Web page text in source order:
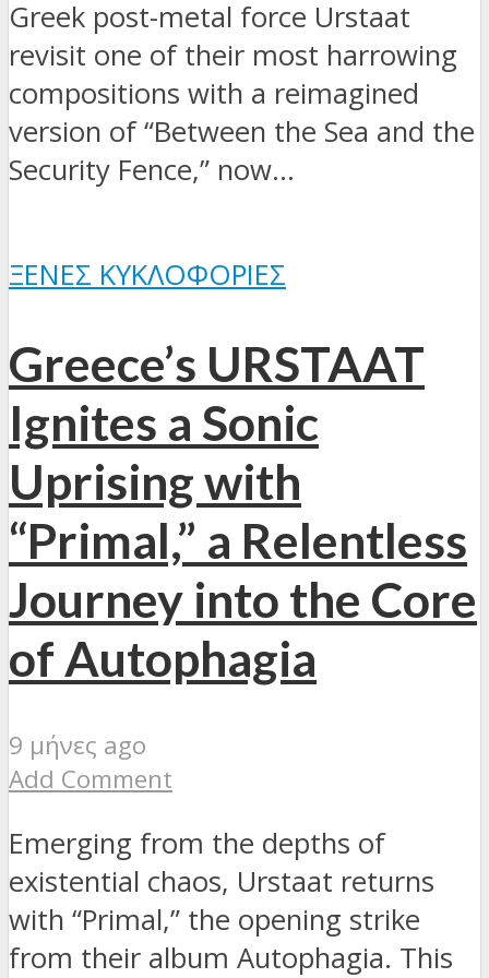
Greek post-metal force Urstaat
revisit one of their most harrowing
compositions with a reimagined
version of “Between the Sea and the
Security Fence,” now...
ΞΈΝΕΣ ΚΥΚΛΟΦΟΡΊΕΣ
Greece’s URSTAAT
Ignites a Sonic
Uprising with
“Primal,” a Relentless
Journey into the Core
of Autophagia
9 μήνες ago
Add Comment
Emerging from the depths of
existential chaos, Urstaat returns
with “Primal,” the opening strike
from their album Autophagia. This